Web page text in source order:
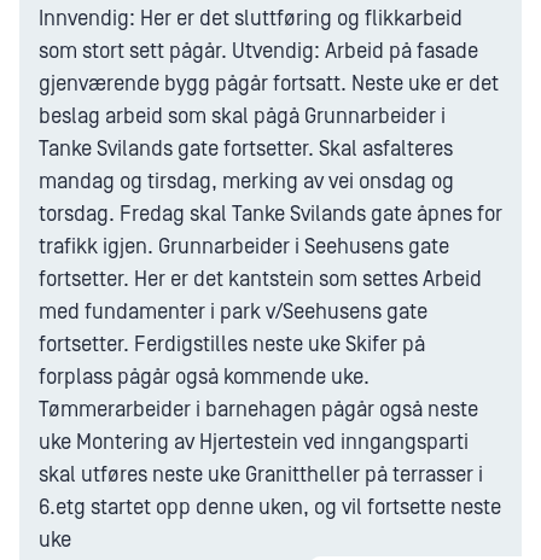
Innvendig: Her er det sluttføring og flikkarbeid
som stort sett pågår. Utvendig: Arbeid på fasade
gjenværende bygg pågår fortsatt. Neste uke er det
beslag arbeid som skal pågå Grunnarbeider i
Tanke Svilands gate fortsetter. Skal asfalteres
mandag og tirsdag, merking av vei onsdag og
torsdag. Fredag skal Tanke Svilands gate åpnes for
trafikk igjen. Grunnarbeider i Seehusens gate
fortsetter. Her er det kantstein som settes Arbeid
med fundamenter i park v/Seehusens gate
fortsetter. Ferdigstilles neste uke Skifer på
forplass pågår også kommende uke.
Tømmerarbeider i barnehagen pågår også neste
uke Montering av Hjertestein ved inngangsparti
skal utføres neste uke Granittheller på terrasser i
6.etg startet opp denne uken, og vil fortsette neste
uke